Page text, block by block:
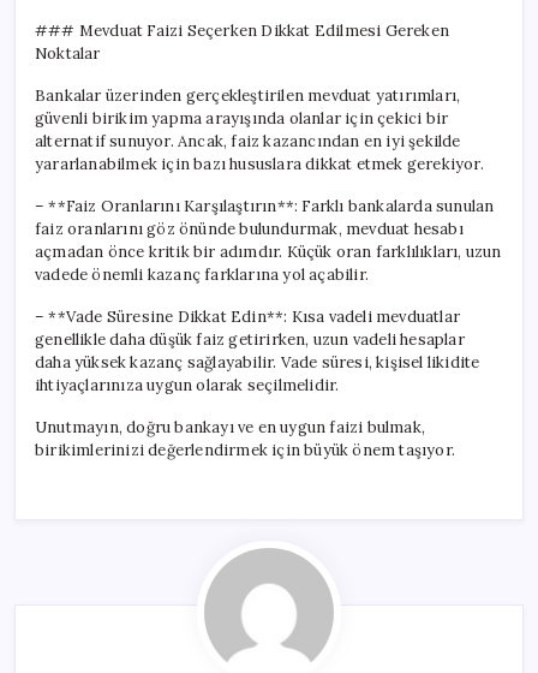
### Mevduat Faizi Seçerken Dikkat Edilmesi Gereken
Noktalar
Bankalar üzerinden gerçekleştirilen mevduat yatırımları,
güvenli birikim yapma arayışında olanlar için çekici bir
alternatif sunuyor. Ancak, faiz kazancından en iyi şekilde
yararlanabilmek için bazı hususlara dikkat etmek gerekiyor.
– **Faiz Oranlarını Karşılaştırın**: Farklı bankalarda sunulan
faiz oranlarını göz önünde bulundurmak, mevduat hesabı
açmadan önce kritik bir adımdır. Küçük oran farklılıkları, uzun
vadede önemli kazanç farklarına yol açabilir.
– **Vade Süresine Dikkat Edin**: Kısa vadeli mevduatlar
genellikle daha düşük faiz getirirken, uzun vadeli hesaplar
daha yüksek kazanç sağlayabilir. Vade süresi, kişisel likidite
ihtiyaçlarınıza uygun olarak seçilmelidir.
Unutmayın, doğru bankayı ve en uygun faizi bulmak,
birikimlerinizi değerlendirmek için büyük önem taşıyor.